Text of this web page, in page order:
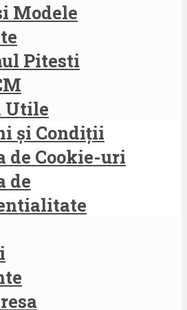
Modele
Pitesti
Utile
și Condiții
de Cookie-uri
de